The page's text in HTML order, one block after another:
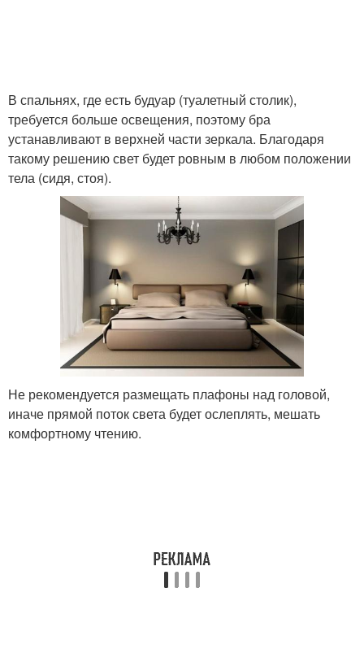
В спальнях, где есть будуар (туалетный столик),
требуется больше освещения, поэтому бра
устанавливают в верхней части зеркала. Благодаря
такому решению свет будет ровным в любом положении
тела (сидя, стоя).
Не рекомендуется размещать плафоны над головой,
иначе прямой поток света будет ослеплять, мешать
комфортному чтению.